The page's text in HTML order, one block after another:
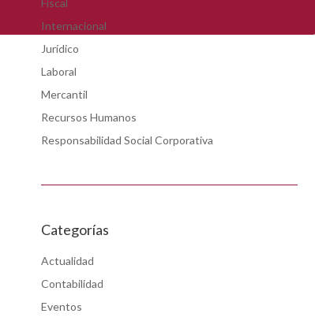
Fiscal
Internacional
Jurídico
Laboral
Mercantil
Recursos Humanos
Responsabilidad Social Corporativa
Categorías
Actualidad
Contabilidad
Eventos